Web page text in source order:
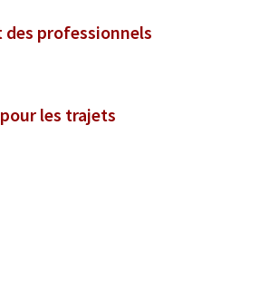
professionnels
les trajets